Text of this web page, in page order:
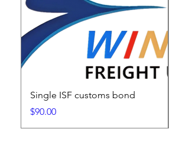
Single ISF customs bond
Price
$90.00